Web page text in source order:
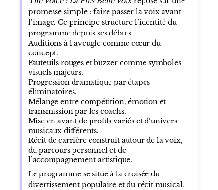
promesse simple : faire passer la voix avant
l’image. Ce principe structure l’identité du
programme depuis ses débuts.
Auditions à l’aveugle comme cœur du
concept.
Fauteuils rouges et buzzer comme symboles
visuels majeurs.
Progression dramatique par étapes
éliminatoires.
Mélange entre compétition, émotion et
transmission par les coachs.
Mise en avant de profils variés et d’univers
musicaux différents.
Récit de carrière construit autour de la voix,
du parcours personnel et de
l’accompagnement artistique.
Le programme se situe à la croisée du
divertissement populaire et du récit musical.